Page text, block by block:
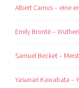
Albert Camus – eine
Emily Brontë –
Samuel Becket –
Yasunari Kawabata –